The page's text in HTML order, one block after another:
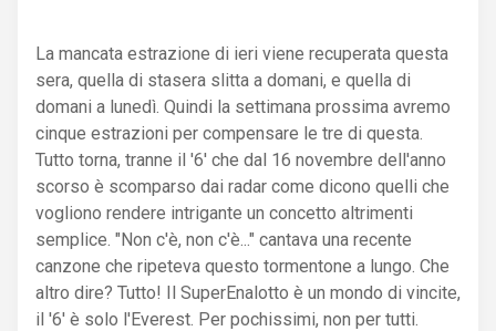
La mancata estrazione di ieri viene recuperata questa
sera, quella di stasera slitta a domani, e quella di
domani a lunedì. Quindi la settimana prossima avremo
cinque estrazioni per compensare le tre di questa.
Tutto torna, tranne il '6' che dal 16 novembre dell'anno
scorso è scomparso dai radar come dicono quelli che
vogliono rendere intrigante un concetto altrimenti
semplice. "Non c'è, non c'è..." cantava una recente
canzone che ripeteva questo tormentone a lungo. Che
altro dire? Tutto! Il SuperEnalotto è un mondo di vincite,
il '6' è solo l'Everest. Per pochissimi, non per tutti.